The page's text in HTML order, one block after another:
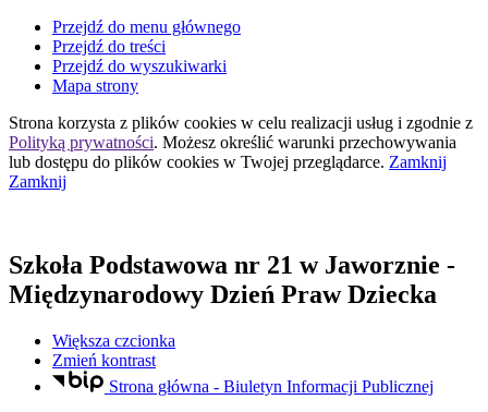
Przejdź do menu głównego
Przejdź do treści
Przejdź do wyszukiwarki
Mapa strony
Strona korzysta z plików cookies w celu realizacji usług i zgodnie z
Polityką prywatności. Możesz określić warunki przechowywania
lub dostępu do plików cookies w Twojej przeglądarce. Zamknij
Zamknij
Szkoła Podstawowa nr 21 w Jaworznie -
Międzynarodowy Dzień Praw Dziecka
Większa czcionka
Zmień kontrast
Strona główna - Biuletyn Informacji Publicznej